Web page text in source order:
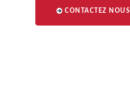
CONTACTEZ NOUS